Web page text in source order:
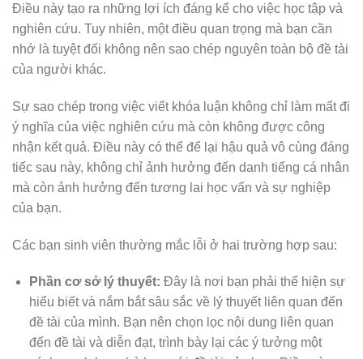
Điều này tạo ra những lợi ích đáng kể cho việc học tập và
nghiên cứu. Tuy nhiên, một điều quan trọng mà bạn cần
nhớ là tuyệt đối không nên sao chép nguyên toàn bộ đề tài
của người khác.
Sự sao chép trong việc viết khóa luận không chỉ làm mất đi
ý nghĩa của việc nghiên cứu mà còn không được công
nhận kết quả. Điều này có thể để lại hậu quả vô cùng đáng
tiếc sau này, không chỉ ảnh hưởng đến danh tiếng cá nhân
mà còn ảnh hưởng đến tương lai học vấn và sự nghiệp
của bạn.
Các bạn sinh viên thường mắc lỗi ở hai trường hợp sau:
Phần cơ sở lý thuyết: Đây là nơi bạn phải thể hiện sự
hiểu biết và nắm bắt sâu sắc về lý thuyết liên quan đến
đề tài của mình. Bạn nên chọn lọc nội dung liên quan
đến đề tài và diễn đạt, trình bày lại các ý tưởng một